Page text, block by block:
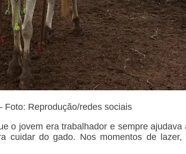
Reprodução/redes sociais
o jovem era trabalhador e sempre ajudava
cuidar do gado. Nos momentos de lazer,